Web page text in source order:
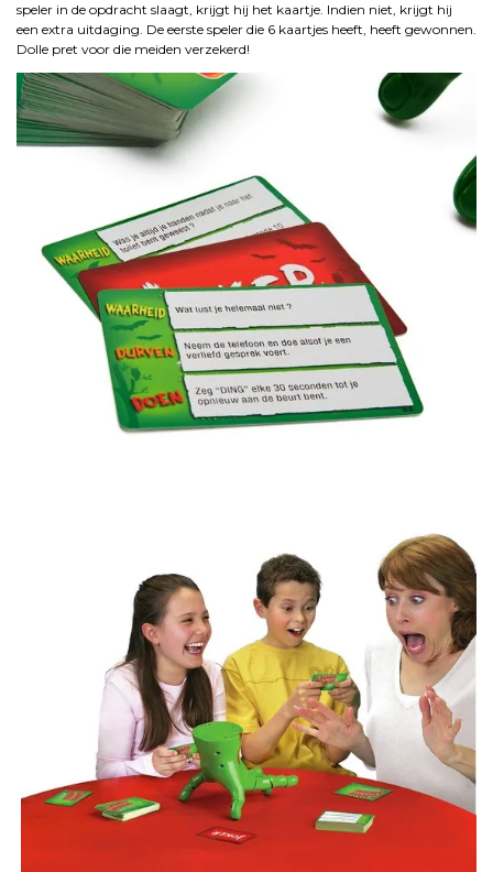
speler in de opdracht slaagt, krijgt hij het kaartje. Indien niet, krijgt hij
een extra uitdaging. De eerste speler die 6 kaartjes heeft, heeft gewonnen.
Dolle pret voor die meiden verzekerd!